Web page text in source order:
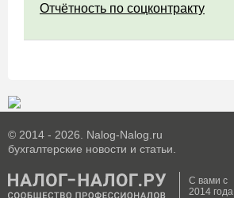
Отчётность по соцконтракту
© 2014 - 2026. Nalog-Nalog.ru
бухгалтерские новости и статьи.
С вами с
2014 года